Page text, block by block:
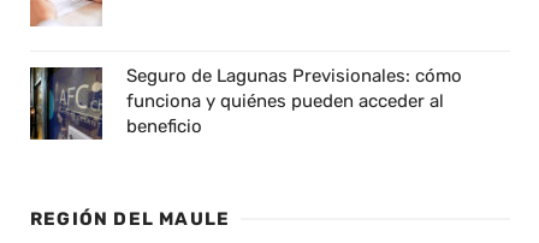
Seguro de Lagunas Previsionales: cómo
funciona y quiénes pueden acceder al
beneficio
REGIÓN DEL MAULE